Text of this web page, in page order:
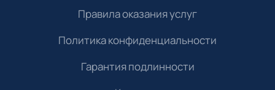
Правила оказания услуг
Политика конфиденциальности
Гарантия подлинности